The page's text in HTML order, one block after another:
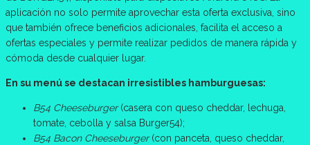
aplicación no solo permite aprovechar esta oferta exclusiva, sino
que también ofrece beneficios adicionales, facilita el acceso a
ofertas especiales y permite realizar pedidos de manera rápida y
cómoda desde cualquier lugar.
En su menú se destacan irresistibles hamburguesas:
B54 Cheeseburger(casera con queso cheddar, lechuga,
tomate, cebolla y salsa Burger54);
B54 Bacon Cheeseburger(con panceta, queso cheddar,